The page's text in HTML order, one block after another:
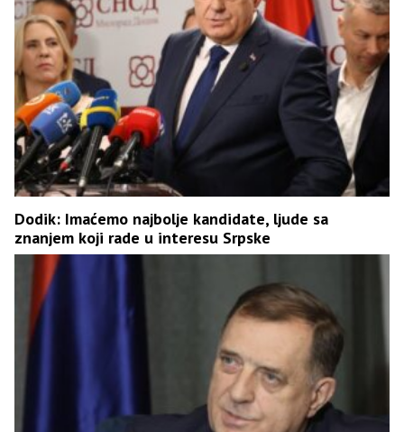
Dodik: Imaćemo najbolje kandidate, ljude sa
znanjem koji rade u interesu Srpske